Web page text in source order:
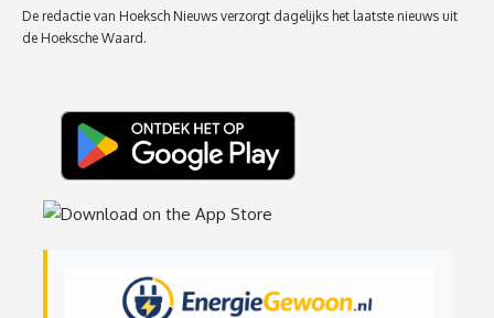
De redactie van Hoeksch Nieuws verzorgt dagelijks het laatste nieuws uit
de Hoeksche Waard.